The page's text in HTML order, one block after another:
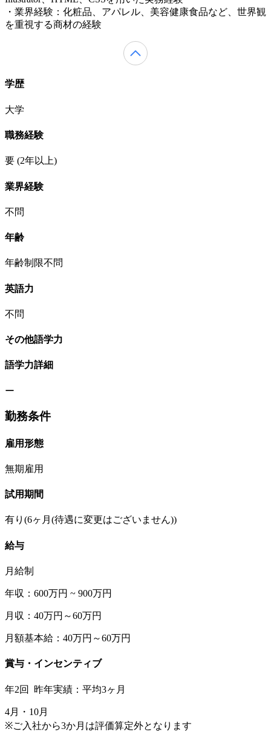
・業界経験：化粧品、アパレル、美容健康食品など、世界観
を重視する商材の経験
学歴
大学
職務経験
要 (2年以上)
業界経験
不問
年齢
年齢制限不問
英語力
不問
その他語学力
語学力詳細
ー
勤務条件
雇用形態
無期雇用
試用期間
有り(6ヶ月(待遇に変更はございません))
給与
月給制
年収：600万円 ~ 900万円
月収：40万円～60万円
月額基本給：40万円～60万円
賞与・インセンティブ
年2回 昨年実績：平均3ヶ月
4月・10月
※ご入社から3か月は評価算定外となります